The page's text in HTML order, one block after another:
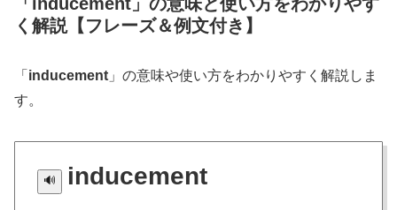
く解説【フレーズ＆例文付き】
「 inducement 」の意味や使い方をわかりやすく解説しま
す。
inducement